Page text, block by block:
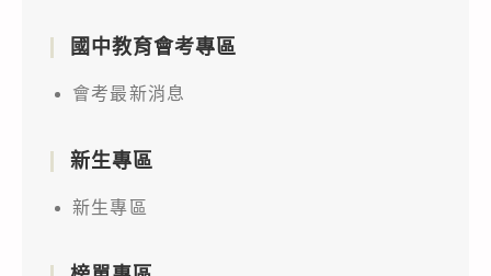
國中教育會考專區
會考最新消息
新生專區
新生專區